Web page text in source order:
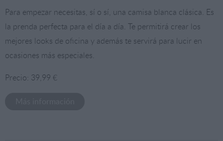
Para empezar necesitas, sí o sí, una camisa blanca clásica. Es
la prenda perfecta para el día a día. Te permitirá crear los
mejores looks de oficina y además te servirá para lucir en
ocasiones más especiales.
Precio: 39,99 €